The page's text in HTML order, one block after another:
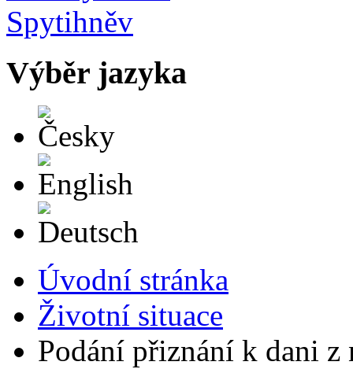
Výběr jazyka
Úvodní stránka
Životní situace
Podání přiznání k dani z